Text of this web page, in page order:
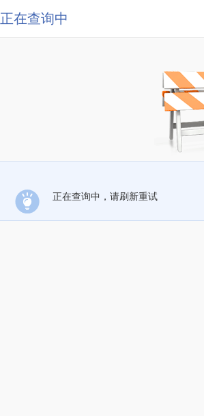
正在查询中
正在查询中，请刷新重试